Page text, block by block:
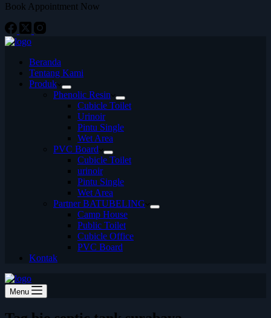
Book Appointment Now
Beranda
Tentang Kami
Produk
Phenolic Resin
Cubicle Toilet
Urinoir
Pintu Single
Wet Area
PVC Board
Cubicle Toilet
urinoir
Pintu Single
Wet Area
Partner BATUBELING
Camp House
Public Toilet
Cubicle Office
PVC Board
Kontak
Menu